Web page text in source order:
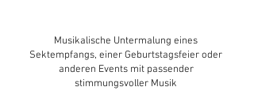
Musikalische Untermalung eines
Sektempfangs, einer Geburtstagsfeier oder
anderen Events mit passender
stimmungsvoller Musik